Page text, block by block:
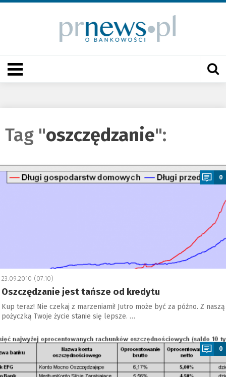
Tag "oszczędzanie":
0
23.09.2010 (07:10)
Oszczędzanie jest tańsze od kredytu
Kup teraz! Nie czekaj z marzeniami! Jutro może być za późno. Z naszą
pożyczką Twoje życie stanie się lepsze. …
0